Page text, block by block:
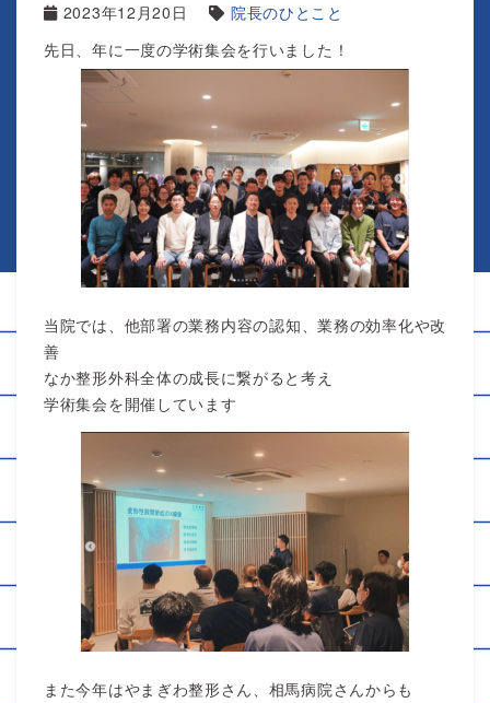
2023年12月20日
院長のひとこと
先日、年に一度の学術集会を行いました！
当院では、他部署の業務内容の認知、業務の効率化や改
善
なか整形外科全体の成長に繋がると考え
学術集会を開催しています
また今年はやまぎわ整形さん、相馬病院さんからも